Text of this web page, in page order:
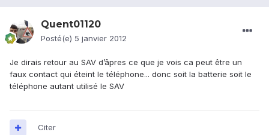
Quent01120
Posté(e) 5 janvier 2012
Je dirais retour au SAV d’âpres ce que je vois ca peut être un
faux contact qui éteint le téléphone... donc soit la batterie soit le
téléphone autant utilisé le SAV
Citer